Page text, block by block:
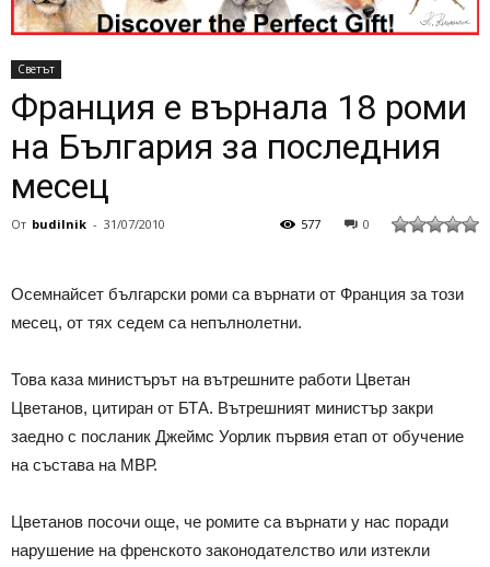
Светът
Франция е върнала 18 роми
на България за последния
месец
От budilnik - 31/07/2010 0
577
Осемнайсет български роми са върнати от Франция за този
месец, от тях седем са непълнолетни.
Това каза министърът на вътрешните работи Цветан
Цветанов, цитиран от БТА. Вътрешният министър закри
заедно с посланик Джеймс Уорлик първия етап от обучение
на състава на МВР.
Цветанов посочи още, че ромите са върнати у нас поради
нарушение на френското законодателство или изтекли